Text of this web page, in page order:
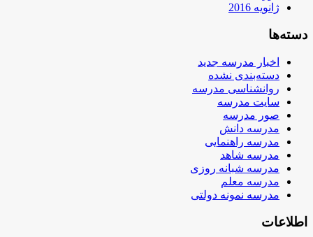
ژانویه 2016
دسته‌ها
اخبار مدرسه جدید
دسته‌بندی نشده
روانشناسی مدرسه
سایت مدرسه
صور مدرسه
مدرسه دانش
مدرسه راهنمایی
مدرسه شاهد
مدرسه شبانه روزی
مدرسه معلم
مدرسه نمونه دولتی
اطلاعات